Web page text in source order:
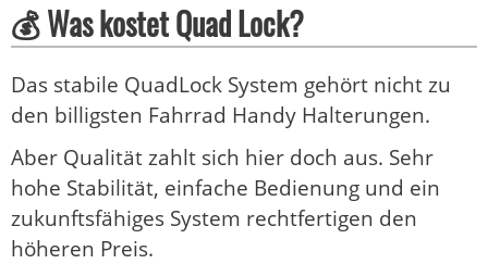
💰 Was kostet Quad Lock?
Das stabile QuadLock System gehört nicht zu
den billigsten Fahrrad Handy Halterungen.
Aber Qualität zahlt sich hier doch aus. Sehr
hohe Stabilität, einfache Bedienung und ein
zukunftsfähiges System rechtfertigen den
höheren Preis.